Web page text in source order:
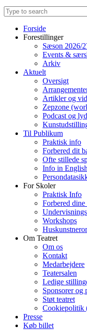
Forside
Forestillinger
Sæson 2026/
Events &
Arkiv
Aktuelt
Oversigt
Artikler og
Zepzone
Podcast og
Til Publikum
Praktisk info
Forbered dit
Ofte stillede
Info in English
For Skoler
Praktisk Info
Forbered dine
Workshops
Om Teatret
Om os
Kontakt
Medarbejdere
Teatersalen
Ledige
Sponsorer og
Støt teatret
Cookiepolitik
Presse
Køb billet